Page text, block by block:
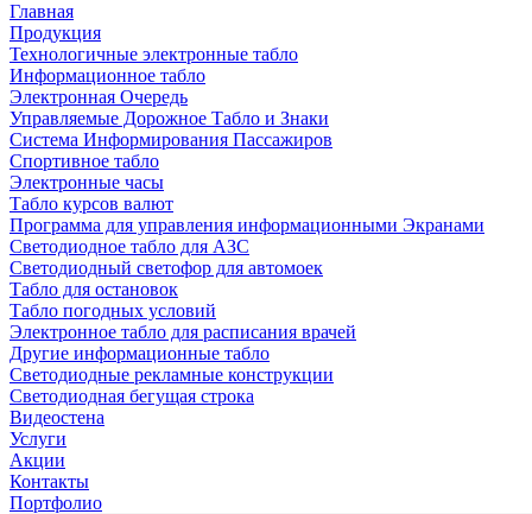
Главная
Продукция
Технологичные электронные табло
Информационное табло
Электронная Очередь
Управляемые Дорожное Табло и Знаки
Система Информирования Пассажиров
Спортивное табло
Электронные часы
Табло курсов валют
Программа для управления информационными Экранами
Светодиодное табло для АЗС
Светодиодный светофор для автомоек
Табло для остановок
Табло погодных условий
Электронное табло для расписания врачей
Другие информационные табло
Светодиодные рекламные конструкции
Светодиодная бегущая строка
Видеостена
Услуги
Акции
Контакты
Портфолио